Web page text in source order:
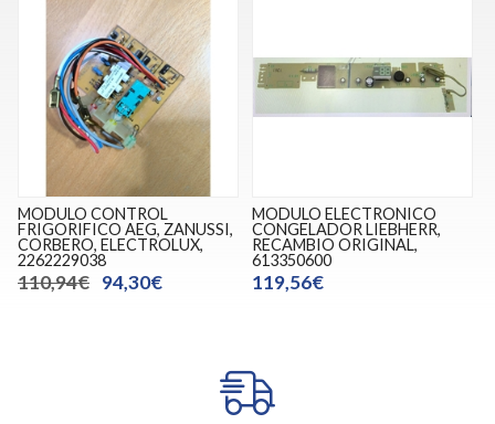
MODULO CONTROL
FRIGORIFICO AEG, ZANUSSI,
CORBERO, ELECTROLUX,
2262229038
110,94€ 94,30€
MODULO ELECTRONICO
CONGELADOR LIEBHERR,
RECAMBIO ORIGINAL,
613350600
119,56€